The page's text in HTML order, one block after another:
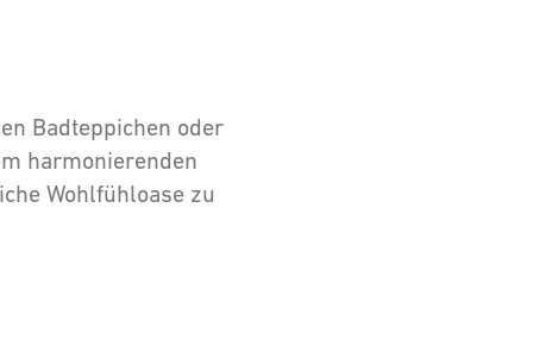
Badteppichen oder
harmonierenden
Wohlfühloase zu